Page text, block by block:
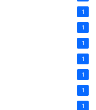
1
1
1
1
1
1
1